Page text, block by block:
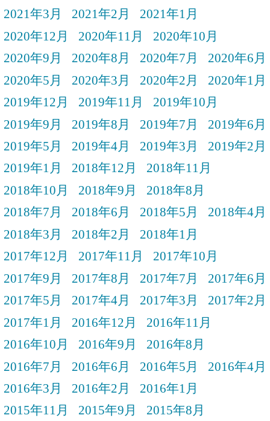
2021年3月
2021年2月
2021年1月
2020年12月
2020年11月
2020年10月
2020年9月
2020年8月 2020年7月
2020年6月
2020年5月
2020年3月 2020年2月
2020年1月
2019年12月
2019年11月
2019年10月
2019年9月
2019年8月 2019年7月
2019年6月
2019年5月
2019年4月 2019年3月
2019年2月
2019年1月
2018年12月
2018年11月
2018年10月
2018年9月
2018年8月
2018年7月
2018年6月 2018年5月
2018年4月
2018年3月
2018年2月
2018年1月
2017年12月
2017年11月
2017年10月
2017年9月
2017年8月 2017年7月
2017年6月
2017年5月
2017年4月 2017年3月
2017年2月
2017年1月
2016年12月
2016年11月
2016年10月
2016年9月
2016年8月
2016年7月
2016年6月 2016年5月
2016年4月
2016年3月
2016年2月
2016年1月
2015年11月
2015年9月 2015年8月